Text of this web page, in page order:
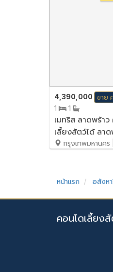
4,390,000 ขาย
1
1
เมทริส ลาดพร้า
เลี้ยงสัตว์ได้ ลา
#ใกล้Interchange
กรุงเทพมหานคร
หน้าแรก อสังห
คอนโดเลี้ยง